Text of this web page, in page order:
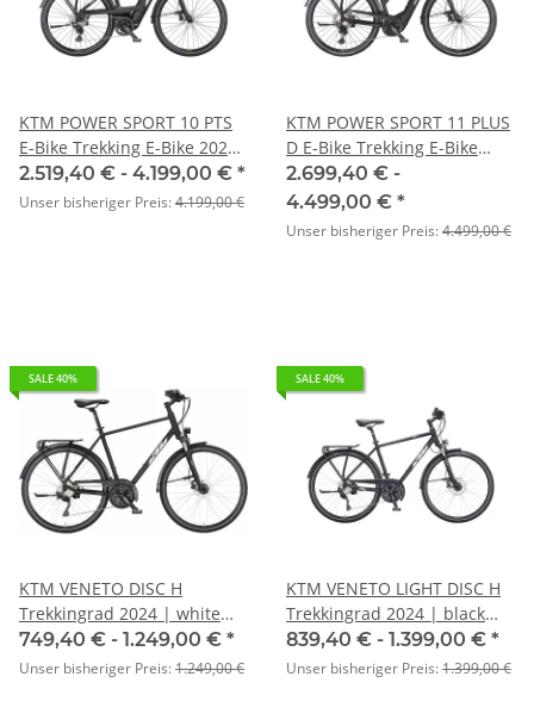
KTM POWER SPORT 10 PTS
E-Bike Trekking E-Bike 2024
| black matt (white+orange)
2.519,40 € - 4.199,00 € *
Unser bisheriger Preis:4.199,00 €
KTM POWER SPORT 11 PLUS
D E-Bike Trekking E-Bike
2024 | black matt
(grey+orange)
2.699,40 € -
4.499,00 € *
Unser bisheriger Preis:4.499,00 €
SALE 40%
KTM VENETO DISC H
Trekkingrad 2024 | white
matt (black+red)
749,40 € - 1.249,00 € *
Unser bisheriger Preis:1.249,00 €
SALE 40%
KTM VENETO LIGHT DISC H
Trekkingrad 2024 | black
matt (black glossy)
839,40 € - 1.399,00 € *
Unser bisheriger Preis:1.399,00 €